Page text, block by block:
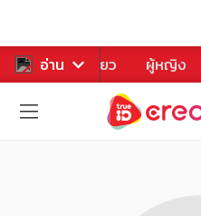
อ่าน
หาร ท่องเที่ยว ผู้หญิง